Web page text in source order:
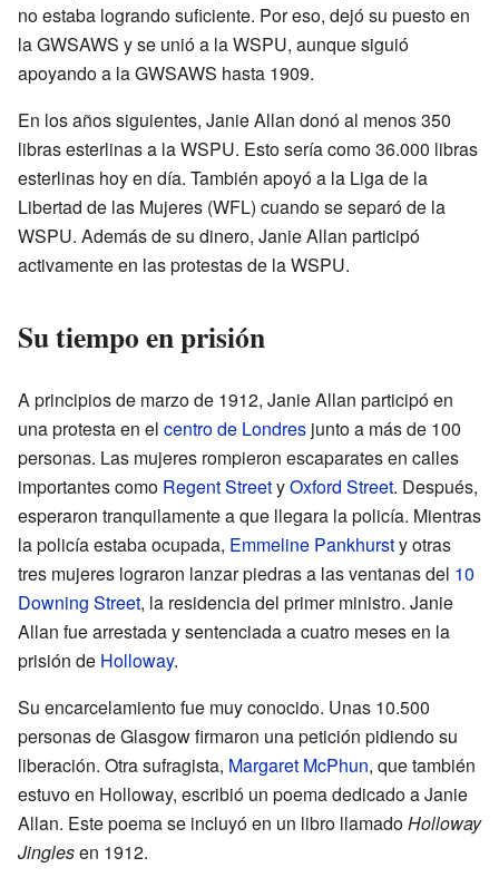
no estaba logrando suficiente. Por eso, dejó su puesto en
la GWSAWS y se unió a la WSPU, aunque siguió
apoyando a la GWSAWS hasta 1909.
En los años siguientes, Janie Allan donó al menos 350
libras esterlinas a la WSPU. Esto sería como 36.000 libras
esterlinas hoy en día. También apoyó a la Liga de la
Libertad de las Mujeres (WFL) cuando se separó de la
WSPU. Además de su dinero, Janie Allan participó
activamente en las protestas de la WSPU.
Su tiempo en prisión
A principios de marzo de 1912, Janie Allan participó en
una protesta en el centro de Londres junto a más de 100
personas. Las mujeres rompieron escaparates en calles
importantes como Regent StreetyOxford Street. Después,
esperaron tranquilamente a que llegara la policía. Mientras
la policía estaba ocupada, Emmeline Pankhursty otras
tres mujeres lograron lanzar piedras a las ventanas del 10
Downing Street, la residencia del primer ministro. Janie
Allan fue arrestada y sentenciada a cuatro meses en la
prisión de Holloway.
Su encarcelamiento fue muy conocido. Unas 10.500
personas de Glasgow firmaron una petición pidiendo su
liberación. Otra sufragista, Margaret McPhun, que también
estuvo en Holloway, escribió un poema dedicado a Janie
Allan. Este poema se incluyó en un libro llamadoHolloway
Jinglesen 1912.